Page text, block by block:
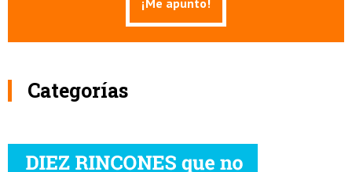
Categorías